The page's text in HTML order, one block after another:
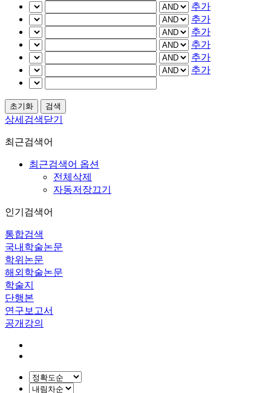
추가
추가
추가
추가
추가
추가
상세검색닫기
최근검색어
최근검색어 옵션
전체삭제
자동저장끄기
인기검색어
통합검색
국내학술논문
학위논문
해외학술논문
학술지
단행본
연구보고서
공개강의